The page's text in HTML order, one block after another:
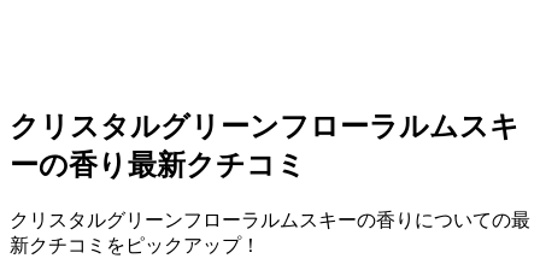
クリスタルグリーンフローラルムスキ
ーの香り 最新クチコミ
クリスタルグリーンフローラルムスキーの香りについての最
新クチコミをピックアップ！